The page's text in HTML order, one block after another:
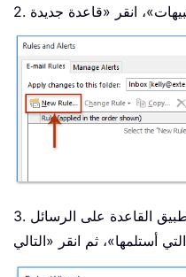
3. في نافذة معالج القواعد، اختر «تطبيق القاعدة على الرسائل